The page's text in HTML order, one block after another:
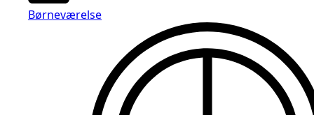
Børneværelse